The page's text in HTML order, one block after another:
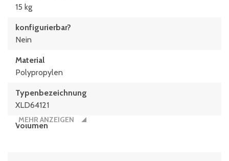
15 kg
konfigurierbar?
Nein
Material
Polypropylen
Typen­be­zeich­nung
XLD64121
Volumen
MEHR ANZEIGEN